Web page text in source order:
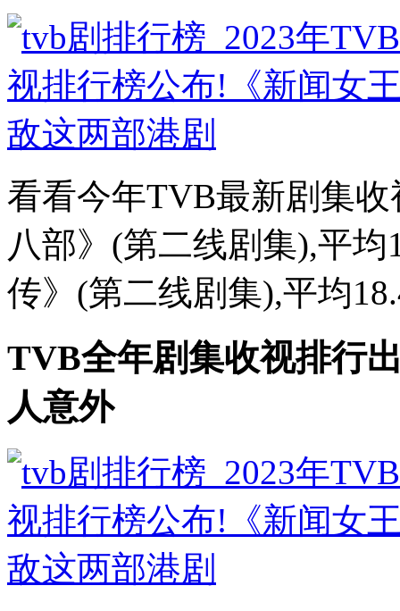
看看今年TVB最新剧集
八部》(第二线剧集),平
传》(第二线剧集),平均
TVB全年剧集收视排行
人意外